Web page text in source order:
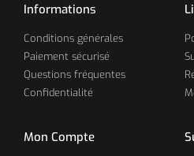
Informations
Conditions générales
Paiement sécurisé
Questions fréquentes
Confidentialité
Mon Compte